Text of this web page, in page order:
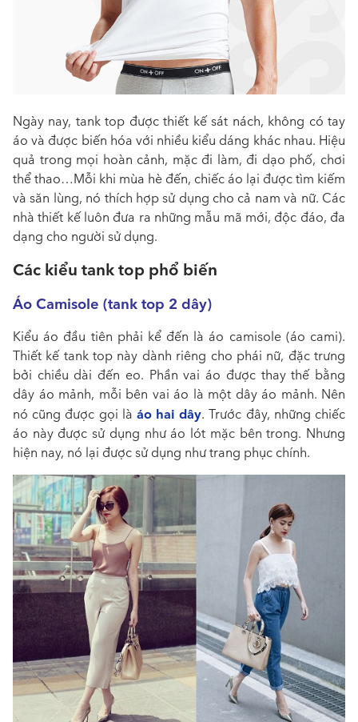
Ngày nay, tank top được thiết kế sát nách, không có tay
áo và được biến hóa với nhiều kiểu dáng khác nhau. Hiệu
quả trong mọi hoàn cảnh, mặc đi làm, đi dạo phố, chơi
thể thao…Mỗi khi mùa hè đến, chiếc áo lại được tìm kiếm
và săn lùng, nó thích hợp sử dụng cho cả nam và nữ. Các
nhà thiết kế luôn đưa ra những mẫu mã mới, độc đáo, đa
dạng cho người sử dụng.
Các kiểu tank top phổ biến
Áo Camisole (tank top 2 dây)
Kiểu áo đầu tiên phải kể đến là áo camisole (áo cami).
Thiết kế tank top này dành riêng cho phái nữ, đặc trưng
bởi chiều dài đến eo. Phần vai áo được thay thế bằng
dây áo mảnh, mỗi bên vai áo là một dây áo mảnh. Nên
nó cũng được gọi là áo hai dây. Trước đây, những chiếc
áo này được sử dụng như áo lót mặc bên trong. Nhưng
hiện nay, nó lại được sử dụng như trang phục chính.